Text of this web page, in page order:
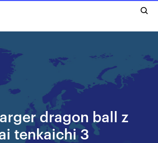
dragon ball z
tenkaichi 3